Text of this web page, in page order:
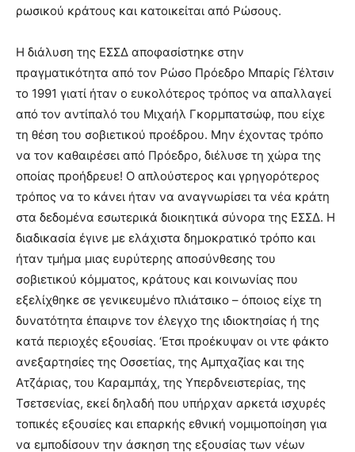
ρωσικού κράτους και κατοικείται από Ρώσους.
Η διάλυση της ΕΣΣΔ αποφασίστηκε στην
πραγματικότητα από τον Ρώσο Πρόεδρο Μπαρίς Γέλτσιν
το 1991 γιατί ήταν ο ευκολότερος τρόπος να απαλλαγεί
από τον αντίπαλό του Μιχαήλ Γκορμπατσώφ, που είχε
τη θέση του σοβιετικού προέδρου. Μην έχοντας τρόπο
να τον καθαιρέσει από Πρόεδρο, διέλυσε τη χώρα της
οποίας προήδρευε! Ο απλούστερος και γρηγορότερος
τρόπος να το κάνει ήταν να αναγνωρίσει τα νέα κράτη
στα δεδομένα εσωτερικά διοικητικά σύνορα της ΕΣΣΔ. Η
διαδικασία έγινε με ελάχιστα δημοκρατικό τρόπο και
ήταν τμήμα μιας ευρύτερης αποσύνθεσης του
σοβιετικού κόμματος, κράτους και κοινωνίας που
εξελίχθηκε σε γενικευμένο πλιάτσικο – όποιος είχε τη
δυνατότητα έπαιρνε τον έλεγχο της ιδιοκτησίας ή της
κατά περιοχές εξουσίας. ‘Ετσι προέκυψαν οι ντε φάκτο
ανεξαρτησίες της Οσσετίας, της Αμπχαζίας και της
Ατζάριας, του Καραμπάχ, της Υπερδνειστερίας, της
Τσετσενίας, εκεί δηλαδή που υπήρχαν αρκετά ισχυρές
τοπικές εξουσίες και επαρκής εθνική νομιμοποίηση για
να εμποδίσουν την άσκηση της εξουσίας των νέων